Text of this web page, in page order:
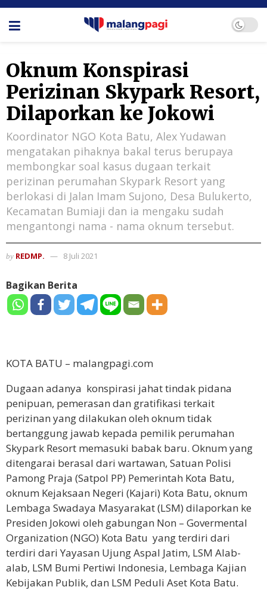
Oknum Konspirasi
Perizinan Skypark Resort,
Dilaporkan ke Jokowi
Koordinator NGO Kota Batu, Alex Yudawan
mengatakan pihaknya bakal terus berupaya
membongkar soal kasus dugaan terkait
perizinan perumahan Skypark Resort yang
berlokasi di Jalan Imam Sujono, Desa Bulukerto,
Kecamatan Bumiaji dan ia mengaku sudah
mengantongi nama - nama oknum tersebut.
by REDMP. 8 Juli 2021
Bagikan Berita
KOTA BATU – malangpagi.com
Dugaan adanya konspirasi jahat tindak pidana
penipuan, pemerasan dan gratifikasi terkait
perizinan yang dilakukan oleh oknum tidak
bertanggung jawab kepada pemilik perumahan
Skypark Resort memasuki babak baru. Oknum yang
ditengarai berasal dari wartawan, Satuan Polisi
Pamong Praja (Satpol PP) Pemerintah Kota Batu,
oknum Kejaksaan Negeri (Kajari) Kota Batu, oknum
Lembaga Swadaya Masyarakat (LSM) dilaporkan ke
Presiden Jokowi oleh gabungan Non – Govermental
Organization (NGO) Kota Batu yang terdiri dari
terdiri dari Yayasan Ujung Aspal Jatim, LSM Alab-
alab, LSM Bumi Pertiwi Indonesia, Lembaga Kajian
Kebijakan Publik, dan LSM Peduli Aset Kota Batu.